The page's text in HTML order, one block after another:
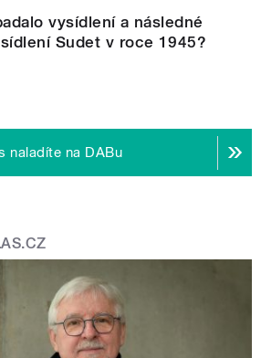
vysídlení a následné
Sudet v roce 1945?
naladíte na DABu